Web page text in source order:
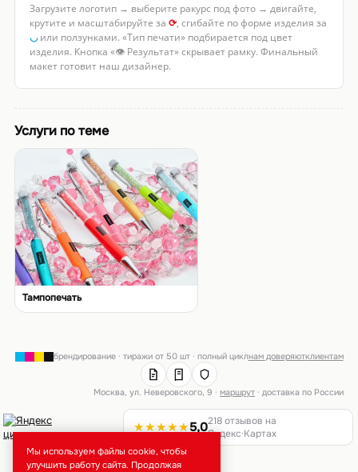
Загрузите логотип → выберите ракурс под фото → двигайте,
крутите и масштабируйте за ⟳, сгибайте по форме изделия за
◡или ползунками. «Тип печати» подбирается под цвет
изделия. Кнопка «👁 Результат» скрывает рамку. Финальный
макет готовит наш дизайнер.
Услуги по теме
Тампопечать
брендирование · тиражи от 50 шт · полный циклнам доверяютклиентам
Москва, ул. Неверовского, 9 ·маршрут · доставка по России
★★★★★5,0218 отзывов на
Яндекс·Картах
Мы используем файлы cookie, чтобы
улучшить работу сайта. Продолжая